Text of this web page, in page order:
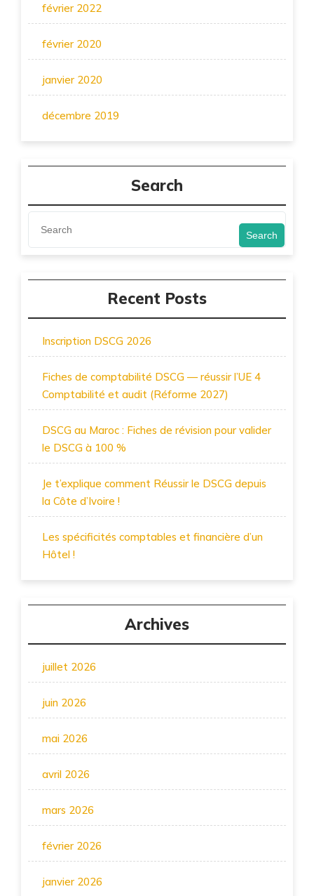
février 2022
février 2020
janvier 2020
décembre 2019
Search
Search
Recent Posts
Inscription DSCG 2026
Fiches de comptabilité DSCG — réussir l’UE 4
Comptabilité et audit (Réforme 2027)
DSCG au Maroc : Fiches de révision pour valider
le DSCG à 100 %
Je t’explique comment Réussir le DSCG depuis
la Côte d’Ivoire !
Les spécificités comptables et financière d’un
Hôtel !
Archives
juillet 2026
juin 2026
mai 2026
avril 2026
mars 2026
février 2026
janvier 2026